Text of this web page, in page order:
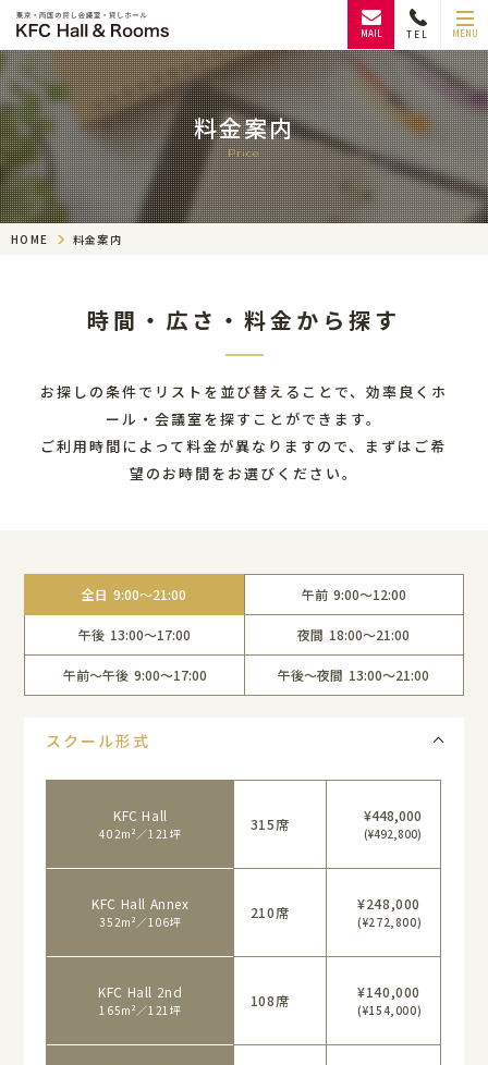
MAIL TEL MENU
料金案内
Price
HOME 料金案内
時間・広さ・料金から探す
お探しの条件でリストを並び替えることで、効率良くホ
ール・会議室を探すことができます。
ご利用時間によって料金が異なりますので、まずはご希
望のお時間をお選びください。
全日 9:00〜21:00 午前 9:00〜12:00
午後 13:00〜17:00 夜間 18:00〜21:00
午前〜午後 9:00〜17:00 午後〜夜間 13:00〜21:00
スクール形式
KFC Hall
402m²／121坪
315席 ¥448,000
(¥492,800)
KFC Hall Annex
352m²／106坪
210席 ¥248,000
(¥272,800)
KFC Hall 2nd
165m²／121坪
108席 ¥140,000
(¥154,000)